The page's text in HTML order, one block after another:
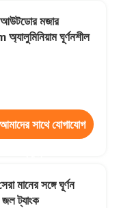
আউটডোর মজার
ঘূর্ণনশীল
আমাদের সাথে যোগাযোগ
মানের সঙ্গে ঘূর্ণন
জল ট্যাংক